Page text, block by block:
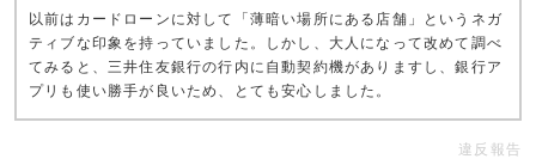
以前はカードローンに対して「薄暗い場所にある店舗」というネガ
ティブな印象を持っていました。しかし、大人になって改めて調べ
てみると、三井住友銀行の行内に自動契約機がありますし、銀行ア
プリも使い勝手が良いため、とても安心しました。
違反報告